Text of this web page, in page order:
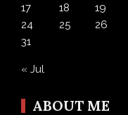
17
18 19
24
25 26
31
« Jul
ABOUT ME